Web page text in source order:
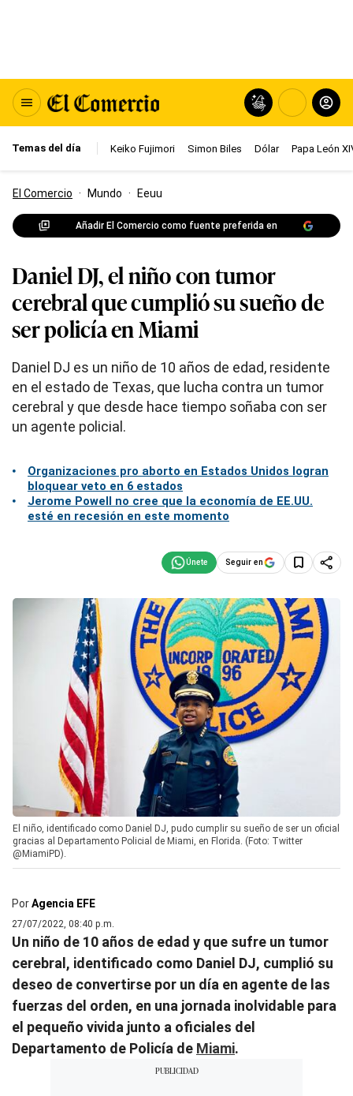
Temas del día Keiko Fujimori Simon Biles Dólar Papa León
El Comercio · Mundo · Eeuu
Añadir El Comercio como fuente preferida en
Daniel DJ, el niño con tumor
cerebral que cumplió su sueño de
ser policía en Miami
Daniel DJ es un niño de 10 años de edad, residente
en el estado de Texas, que lucha contra un tumor
cerebral y que desde hace tiempo soñaba con ser
un agente policial.
Organizaciones pro aborto en Estados Unidos logran
bloquear veto en 6 estados
Jerome Powell no cree que la economía de EE.UU.
esté en recesión en este momento
Seguir en
El niño, identificado como Daniel DJ, pudo cumplir su sueño de ser un oficial
gracias al Departamento Policial de Miami, en Florida. (Foto: Twitter
@MiamiPD).
PorAgencia EFE
27/07/2022, 08:40 p.m.
Un niño de 10 años de edad y que sufre un tumor
cerebral, identificado como Daniel DJ, cumplió su
deseo de convertirse por un día en agente de las
fuerzas del orden, en una jornada inolvidable para
el pequeño vivida junto a oficiales del
Departamento de Policía de Miami.